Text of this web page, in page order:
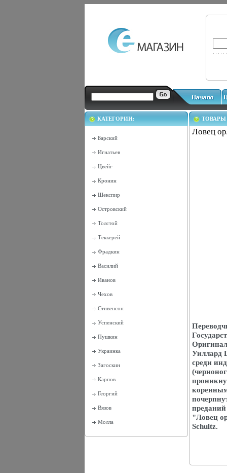
КАТЕГОРИИ:
Барский
Игнатьев
Цвейг
Кронин
Шекспир
Островский
Толстой
Теккерей
Фрадкин
Василий
Иванов
Чехов
Стивенсон
Успенский
Пушкин
Украинка
Загоскин
Карпов
Георгий
Вязов
Молла
ТОВАРЫ
Ловец
Уиллард
среди
"Ловец
Schultz.